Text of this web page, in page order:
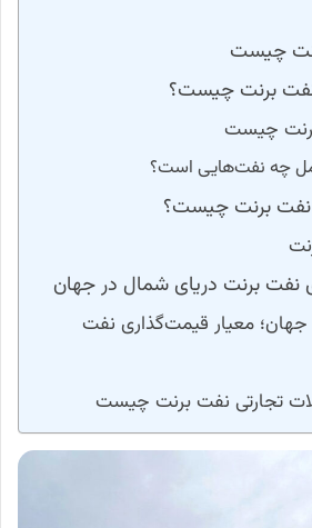
چیست
برنت چیست؟
چیست
چه نفت‌هایی است؟
نفت برنت چیست؟
نفت برنت دریای شمال در جهان
معیار قیمت‌گذاری نفت
تجارتی نفت برنت چیست